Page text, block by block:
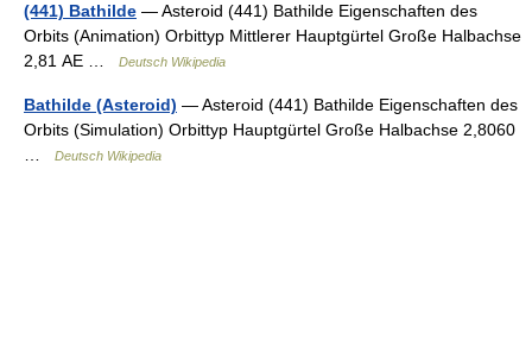
(441) Bathilde — Asteroid (441) Bathilde Eigenschaften des
Orbits (Animation) Orbittyp Mittlerer Hauptgürtel Große Halbachse
2,81 AE …
Deutsch Wikipedia
Bathilde (Asteroid) — Asteroid (441) Bathilde Eigenschaften des
Orbits (Simulation) Orbittyp Hauptgürtel Große Halbachse 2,8060
Deutsch Wikipedia